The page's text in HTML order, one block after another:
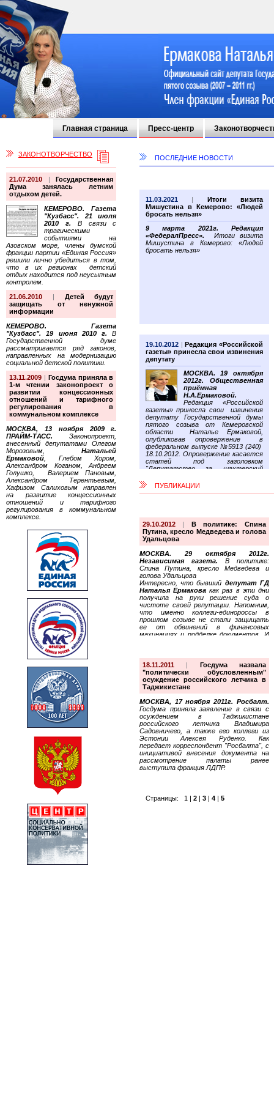
Главная страница Пресс-центр
ЗАКОНОТВОРЧЕСТВО
21.07.2010 |Государственная
Дума занялась летним
отдыхом детей.
КЕМЕРОВО. Газета
"Кузбасс". 21 июля
2010 г. В связи с
трагическими
событиями на
Азовском море, члены думской
фракции партии «Единая Россия»
решили лично убедиться в том,
что в их регионах детский
отдых находится под неусыпным
контролем.
21.06.2010 | Детей будут
защищать от ненужной
информации
КЕМЕРОВО. Газета
"Кузбасс". 19 июня 2010 г.В
Государственной думе
рассматривается ряд законов,
направленных на модернизацию
социальной детской политики.
13.11.2009 | Госдума приняла в
1-м чтении законопроект о
развитии концессионных
отношений и тарифного
регулирования в
коммунальном комплексе
МОСКВА, 13 ноября 2009 г.
ПРАЙМ-ТАСС. Законопроект,
внесенный депутатами Олегом
Морозовым,Натальей
Ермаковой , Глебом Хором,
Александром Коганом, Андреем
Голушко, Валерием Пановым,
Александром Терентьевым,
Хафизом Салиховым направлен
на развитие концессионных
отношений и тарифного
регулирования в коммунальном
комплексе.
ПОСЛЕДНИЕ НОВОСТИ
11.03.2021 | Итоги визита
Мишустина в Кемерово: «Людей
бросать нельзя»
9 марта 2021г. Редакция
«ФедералПресс».
Итоги визита
Мишустина в Кемерово: «Людей
бросать нельзя»
19.10.2012 |Редакция «Российской
газеты» принесла свои извинения
депутату
МОСКВА. 19 октября
2012г.
Общественная
приёмная
Н.А.Ермаковой.
Редакция «Российской
газеты» принесла свои извинения
депутату Государственной думы
пятого созыва от Кемеровской
области Наталье Ермаковой,
опубликовав опровержение в
федеральном выпуске №5913 (240)
18.10.2012. Опровержение касается
статей под заголовком
"Депутатство за шахтерский
21 октября 2010 года и под
заголовком "Верните 80 миллионов,
ПУБЛИКАЦИИ
29.10.2012 | В политике: Спина
Путина, кресло Медведева и голова
Удальцова
МОСКВА. 29 октября 2012г.
Независимая газета. В политике:
Спина Путина, кресло Медведева и
голова Удальцова
Интересно, что бывший депутат ГД
Наталья Ермакова как раз в эти дни
получила на руки решение суда о
чистоте своей репутации. Напомним,
что именно коллеги-единороссы в
прошлом созыве не стали защищать
ее от обвинений в финансовых
махинациях и подделке документов. И
документальных доказательств. И
что все это приводит только к
дискредитации Госдумы и ее
большинства.
18.11.2011 | Госдума назвала
"политически обусловленным"
осуждение российского летчика в
Таджикистане
МОСКВА, 17 ноября 2011г. Росбалт.
Госдума приняла заявление в связи с
осуждением в Таджикистане
российского летчика Владимира
Садовничего, а также его коллеги из
Эстонии Алексея Руденко. Как
передает корреспондент "Росбалта", с
инициативой внесения документа на
рассмотрение палаты ранее
выступила фракция ЛДПР.
Страницы: 1 | 2 | 3 | 4 | 5